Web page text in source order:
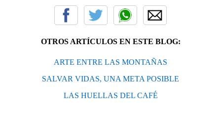
OTROS ARTÍCULOS EN ESTE BLOG:
ARTE ENTRE LAS MONTAÑAS
SALVAR VIDAS, UNA META POSIBLE
LAS HUELLAS DEL CAFÉ